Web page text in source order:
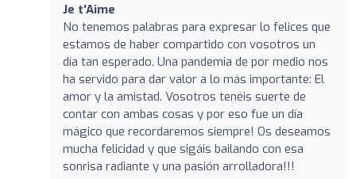
Je t'Aime
No tenemos palabras para expresar lo felices que
estamos de haber compartido con vosotros un
día tan esperado. Una pandemia de por medio nos
ha servido para dar valor a lo más importante: El
amor y la amistad. Vosotros tenéis suerte de
contar con ambas cosas y por eso fue un día
mágico que recordaremos siempre! Os deseamos
mucha felicidad y que sigáis bailando con esa
sonrisa radiante y una pasión arrolladora!!!